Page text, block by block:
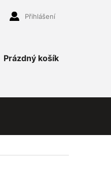
Přihlášení
Nákupní
košík
Prázdný košík